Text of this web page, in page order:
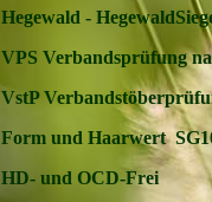
Hegewald -
VPS Verbandsprüfung
VstP
Form und Haarwert
HD- und OCD-Frei